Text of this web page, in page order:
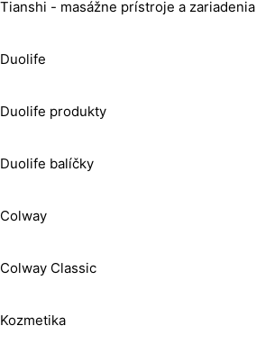
Tianshi - masážne prístroje a zariadenia
Duolife
Duolife produkty
Duolife balíčky
Colway
Colway Classic
Kozmetika